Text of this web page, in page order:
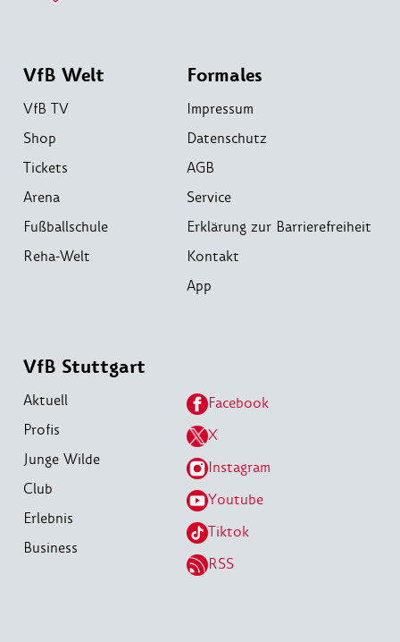
VfB Welt
VfB TV
Shop
Tickets
Arena
Fußballschule
Reha-Welt
Formales
Impressum
Datenschutz
AGB
Service
Erklärung zur Barrierefreiheit
Kontakt
App
VfB Stuttgart
Aktuell
Profis
Junge Wilde
Club
Erlebnis
Business
Facebook
X
Instagram
Youtube
Tiktok
RSS